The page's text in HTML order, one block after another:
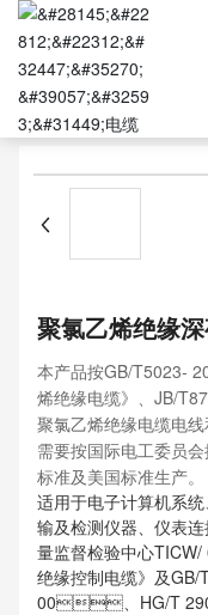
首页
聚氯乙烯绝缘
本产品按GB/T5023-
烯绝缘电缆》、JB/
聚氯乙烯绝缘电缆电线
需要按国际电工委员会
标准及美国标准生产。
适用于电子计算机系统
输及检测仪器、仪
量监督检验中心
绝缘控制电缆》及
00、HG/T